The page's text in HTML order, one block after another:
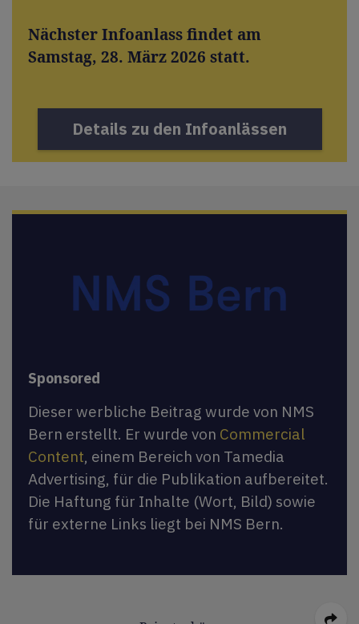
Nächster Infoanlass findet am
Samstag, 28. März 2026 statt.
Details zu den Infoanlässen
Sponsored
Dieser werbliche Beitrag wurde von NMS
Bern erstellt. Er wurde von Commercial
Content, einem Bereich von Tamedia
Advertising, für die Publikation aufbereitet.
Die Haftung für Inhalte (Wort, Bild) sowie
für externe Links liegt bei NMS Bern.